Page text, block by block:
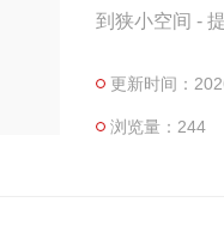
到狭小空间 -
更新时间：
浏览量：244